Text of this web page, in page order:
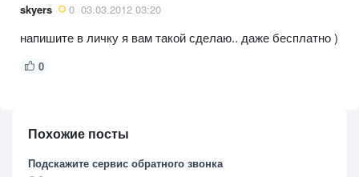
skyers 0 03.03.2012 03:20
напишите в личку я вам такой сделаю.. даже бесплатно )
0
Похожие посты
Подскажите сервис обратного звонка